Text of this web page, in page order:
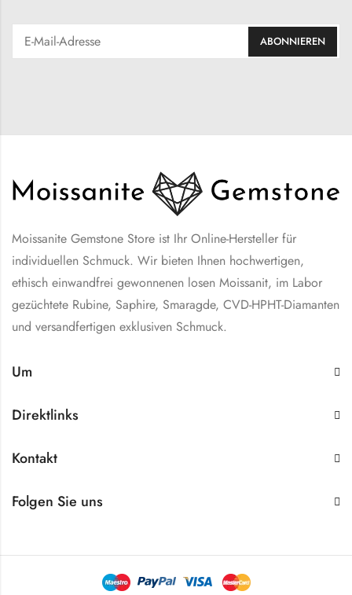
Moissanite Gemstone Store ist Ihr Online-Hersteller für
individuellen Schmuck. Wir bieten Ihnen hochwertigen,
ethisch einwandfrei gewonnenen losen Moissanit, im Labor
gezüchtete Rubine, Saphire, Smaragde, CVD-HPHT-Diamanten
und versandfertigen exklusiven Schmuck.
Um
Direktlinks
Kontakt
Folgen Sie uns